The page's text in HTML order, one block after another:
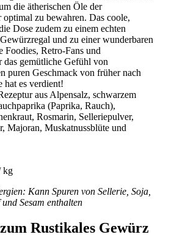
die ätherischen Öle der
zu bewahren. Das coole,
Dose zudem zu einem echten
und zu einer wunderbaren
Foodies, Retro-Fans und
gemütliche Gefühl von
puren Geschmack von früher nach
hat es verdient!
aus Alpensalz, schwarzem
(Paprika, Rauch),
Rosmarin, Selleriepulver,
Majoran, Muskatnussblüte und
kg
Kann Spuren von Sellerie, Soja,
Sesam enthalten
Rustikales Gewürz